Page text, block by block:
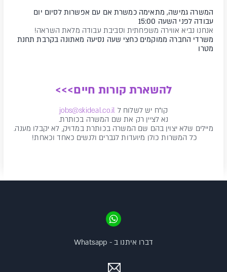
המשרה גמישה, מתאימה כמשרת אם עם אפשרות לסיום יום
עבודה לפני השעה 15:00
אנחנו נביא אווירה משפחתית וסביבת עבודה מלאת השראה!
משרדי החברה ממוקמים כחצי שעה נסיעה מאתונה בקרבת תחנת
מטרו
להשארת קורות חיים>>>
קו"ח יש לשלוח ל jobs@skideal.co.il
נא לציין רק את שם המשרה בכותרת.
מיילים שלא יצוין בהם שם המשרה בכותרת במדויק, לא יקבלו מענה.
כל המשרות כולן מיועדות לגברים ולנשים כאחד וכאחת!
דברו איתנו ב - Whatsapp